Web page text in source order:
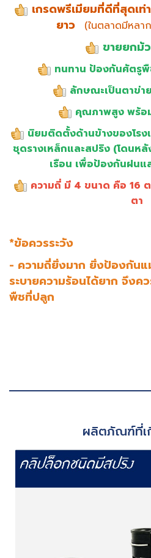
เกรดพรีเมียมที่ดีที่สุดเท่
ยาว
(ในตลาดมีหลา
ขายยกม้
ทนทาน ป้องกันศัตรู
ลักษณะเป็นตาข่า
คุณภาพสูง พร้อ
นิยมติดตั้งด้านข้างของโรง
ชุดรางเหล็กและสปริง (โดนห
เรือน เพื่อป้องกันฝนแ
ความถี่ มี 4 ขนาด คือ 16
ตา
*ข้อควรระวัง
- ความถี่ยิ่งมาก ยิ่งป้องกัน
ระบายความร้อนได้ยาก จึงค
พืชที่ปลูก
ผลิตภัณฑ์ที่เ